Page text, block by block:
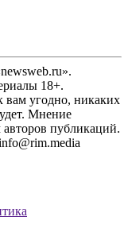
18+.
вам угодно, никаких
Мнение
публикаций.